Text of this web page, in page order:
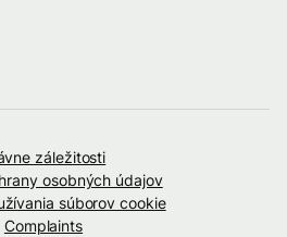
záležitosti
osobných údajov
súborov cookie
Complaints